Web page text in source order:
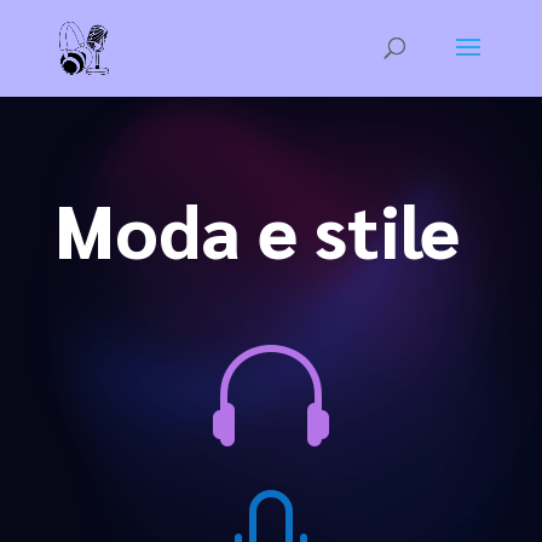
Moda e stile
